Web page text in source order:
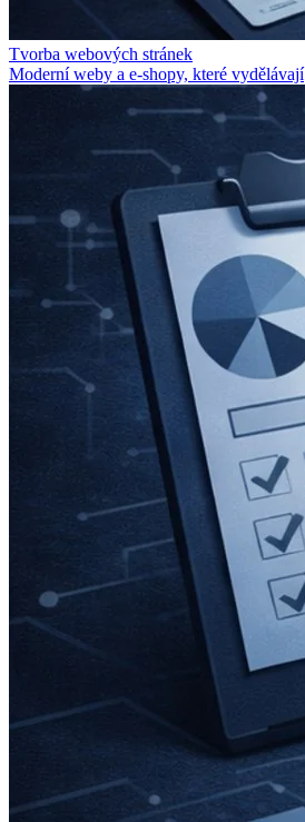
Tvorba webových stránek
Moderní weby a e-shopy, které vydělávají